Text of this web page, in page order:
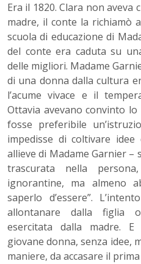
Era il 1820. Clara non aveva
madre, il conte la richiamò
scuola di educazione di
del conte era caduta su
delle migliori. Madame
di una donna dalla cultura
l’acume vivace e il
Ottavia avevano convinto
fosse preferibile
impedisse di coltivare idee
allieve di Madame Garnier –
trascurata nella
ignorantine, ma almeno
saperlo d’essere”.
allontanare dalla figlia
esercitata dalla madre.
giovane donna, senza idee,
maniere, da accasare il